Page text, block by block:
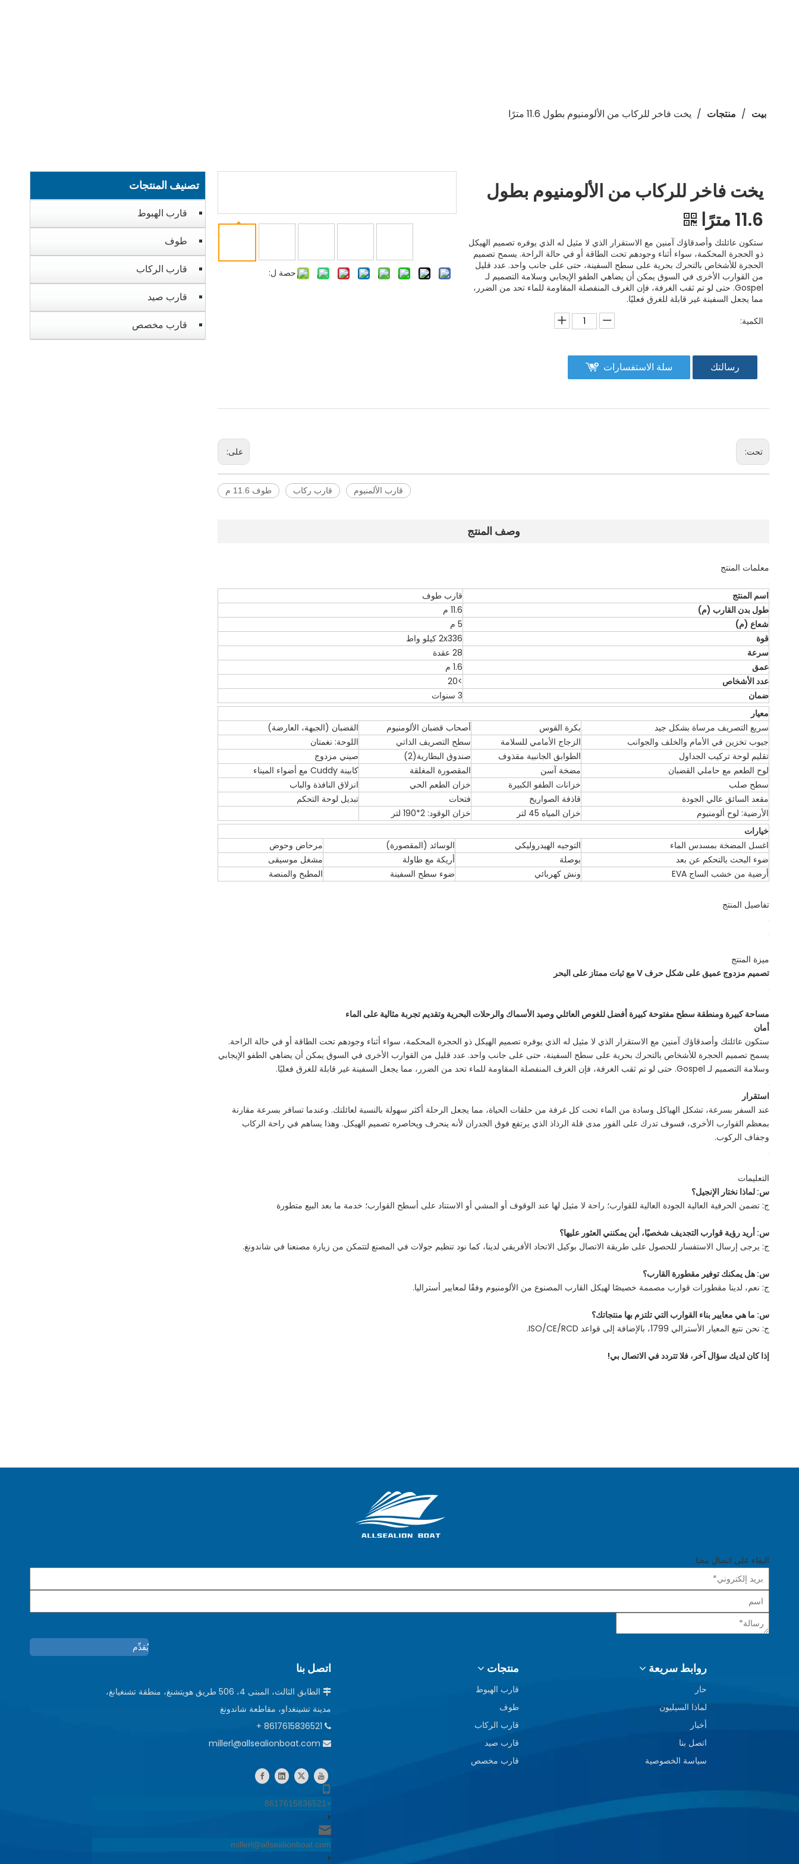
بيت / منتجات / يخت فاخر للركاب من الألومنيوم بطول 11.6 مترًا
تصنيف المنتجات
قارب الهبوط
طوف
قارب الركاب
قارب صيد
قارب مخصص
حصة ل:
يخت فاخر للركاب من الألومنيوم بطول
11.6 مترًا
ستكون عائلتك وأصدقاؤك آمنين مع الاستقرار الذي لا مثيل له الذي يوفره تصميم الهيكل
ذو الحجرة المحكمة، سواء أثناء وجودهم تحت الطاقة أو في حالة الراحة. يسمح تصميم
الحجرة للأشخاص بالتحرك بحرية على سطح السفينة، حتى على جانب واحد. عدد قليل
من القوارب الأخرى في السوق يمكن أن يضاهي الطفو الإيجابي وسلامة التصميم لـ
Gospel. حتى لو تم ثقب الغرفة، فإن الغرف المنفصلة المقاومة للماء تحد من الضرر،
مما يجعل السفينة غير قابلة للغرق فعليًا.
الكمية:
رسالتك سلة الاستفسارات
على: تحت:
طوف 11.6 م قارب ركاب قارب الألمنيوم
وصف المنتج
معلمات المنتج
اسم المنتج
قارب طوف
طول بدن القارب (م)
11.6 م
شعاع (م)
5 م
قوة
2x336 كيلو واط
سرعة
28 عقدة
عمق
1.6 م
عدد الأشخاص
>20
ضمان
3 سنوات
معيار
سريع التصريف مرساة بشكل جيد
بكرة القوس أصحاب قضبان الألومنيوم
القضبان (الجبهة، العارضة)
جيوب تخزين في الأمام والخلف والجوانب
الزجاج الأمامي للسلامة سطح التصريف الذاتي
اللوحة: نغمتان
تقليم لوحة تركيب الجداول
الطوابق الجانبية مقذوف صندوق البطارية(2)
صيني مزدوج
لوح الطعم مع حاملي القضبان
مضخة آسن المقصورة المغلقة
كابينة Cuddy مع أضواء الميناء
سطح صلب
خزانات الطفو الكبيرة خزان الطعم الحي
انزلاق النافذة والباب
مقعد السائق عالي الجودة
قاذفة الصواريخ فتحات
تبديل لوحة التحكم
الأرضية: لوح ألومنيوم
خزان المياه 45 لتر
خزان الوقود: 2*190 لتر
خيارات
اغسل المضخة بمسدس الماء
التوجيه الهيدروليكي الوسائد (المقصورة)
مرحاض وحوض
ضوء البحث بالتحكم عن بعد
بوصلة أريكة مع طاولة
مشغل موسيقى
أرضية من خشب الساج EVA
ونش كهربائي ضوء سطح السفينة المطبخ والمنصة
تفاصيل المنتج
ميزة المنتج
تصميم مزدوج عميق على شكل حرف V مع ثبات ممتاز على البحر
مساحة كبيرة ومنطقة سطح مفتوحة كبيرة أفضل للغوص العائلي وصيد الأسماك والرحلات البحرية وتقديم تجربة مثالية على الماء
أمان
ستكون عائلتك وأصدقاؤك آمنين مع الاستقرار الذي لا مثيل له الذي يوفره تصميم الهيكل ذو الحجرة المحكمة، سواء أثناء وجودهم تحت الطاقة أو في حالة الراحة.
يسمح تصميم الحجرة للأشخاص بالتحرك بحرية على سطح السفينة، حتى على جانب واحد. عدد قليل من القوارب الأخرى في السوق يمكن أن يضاهي الطفو الإيجابي
وسلامة التصميم لـ Gospel. حتى لو تم ثقب الغرفة، فإن الغرف المنفصلة المقاومة للماء تحد من الضرر، مما يجعل السفينة غير قابلة للغرق فعليًا.
استقرار
عند السفر بسرعة، تشكل الهياكل وسادة من الماء تحت كل غرفة من حلقات الحياة، مما يجعل الرحلة أكثر سهولة بالنسبة لعائلتك. وعندما تسافر بسرعة مقارنة
بمعظم القوارب الأخرى، فسوف تدرك على الفور مدى قلة الرذاذ الذي يرتفع فوق الجدران لأنه ينحرف ويحاصره تصميم الهيكل. وهذا يساهم في راحة الركاب
وجفاف الركوب.
التعليمات
س: لماذا نختار الإنجيل؟
ج: تضمن الحرفية العالية الجودة العالية للقوارب؛ راحة لا مثيل لها عند الوقوف أو المشي أو الاستناد على أسطح القوارب؛ خدمة ما بعد البيع متطورة
س: أريد رؤية قوارب التجديف شخصيًا، أين يمكنني العثور عليها؟
ج: يرجى إرسال الاستفسار للحصول على طريقة الاتصال بوكيل الاتحاد الأفريقي لدينا، كما نود تنظيم جولات في المصنع لتتمكن من زيارة مصنعنا في شاندونغ.
س: هل يمكنك توفير مقطورة القارب؟
ج: نعم، لدينا مقطورات قوارب مصممة خصيصًا لهيكل القارب المصنوع من الألومنيوم وفقًا لمعايير أستراليا.
س: ما هي معايير بناء القوارب التي تلتزم بها منتجاتك؟
ج: نحن نتبع المعيار الأسترالي 1799، بالإضافة إلى قواعد ISO/CE/RCD.
إذا كان لديك سؤال آخر، فلا تتردد في الاتصال بي!
البقاء على اتصال معنا
يُقدِّم
روابط سريعة
حار
لماذا السيليون
أخبار
اتصل بنا
سياسة الخصوصية
منتجات
قارب الهبوط
طوف
قارب الركاب
قارب صيد
قارب مخصص
اتصل بنا

الطابق الثالث، المبنى 4، 506 طريق هويتشنغ، منطقة تشنغيانغ،
مدينة تشينغداو، مقاطعة شاندونغ

8617615836521 +

millerl@allsealionboat.com
+8617615836521
millerl@allsealionboat.com